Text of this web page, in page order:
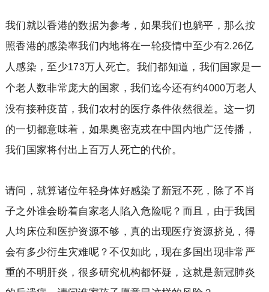
我们就以香港的数据为参考，如果我们也躺平，那么按
照香港的感染率我们内地将在一轮疫情中至少有2.26亿
人感染，至少173万人死亡。我们都知道，我们国家是一
个老人数非常庞大的国家，我们迄今还有约4000万老人
没有接种疫苗，我们农村的医疗条件依然很差。这一切
的一切都意味着，如果奥密克戎在中国内地广泛传播，
我们国家将付出上百万人死亡的代价。
请问，就算诸位年轻身体好感染了新冠不死，除了不肖
子之外谁会盼着自家老人陷入危险呢？而且，由于我国
人均床位和医护资源不够，真的出现医疗资源挤兑，得
会有多少衍生灾难呢？不仅如此，现在多国出现非常严
重的不明肝炎，很多研究机构都怀疑，这就是新冠肺炎